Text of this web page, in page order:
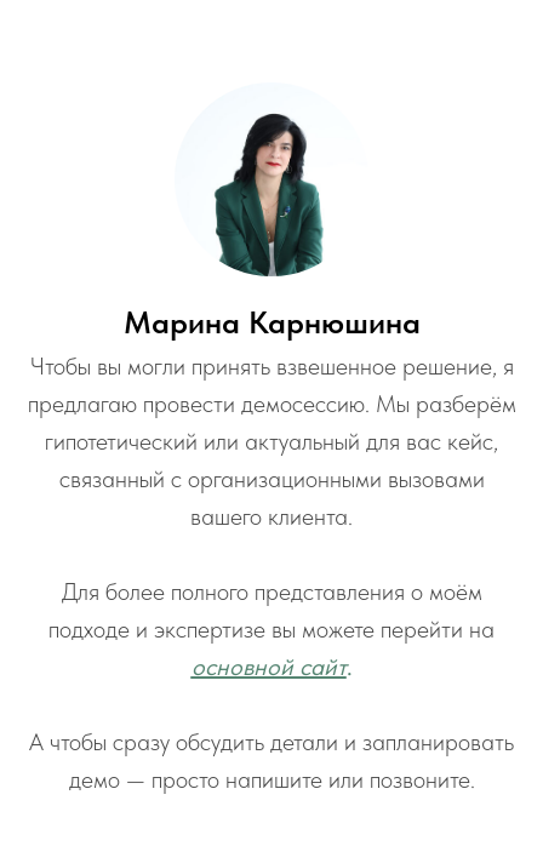
Марина Карнюшина
Чтобы вы могли принять взвешенное решение, я
предлагаю провести демосессию. Мы разберём
гипотетический или актуальный для вас кейс,
связанный с организационными вызовами
вашего клиента.
Для более полного представления о моём
подходе и экспертизе вы можете перейти на
основной сайт.
А чтобы сразу обсудить детали и запланировать
демо — просто напишите или позвоните.